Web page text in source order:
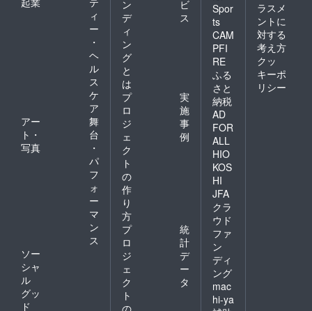
ィ
ー
・
ヘ
ル
ス
ケ
ア
アー
ト・
写真
舞
台
・
パ
フ
ォ
ー
マ
ン
ス
ソー
シャ
ル
グッ
ド
ン
デ
ィ
ン
グ
と
は
ビ
ス
プ
ロ
ジ
ェ
ク
ト
の
作
り
方
実
施
事
例
プ
ロ
ジ
ェ
ク
ト
統
計
デ
ー
タ
Spor
ts
CAM
PFI
RE
ふる
さと
納税
AD
FOR
ALL
HIO
KOS
HI
JFA
クラ
ウド
ファ
ン
ディ
ング
mac
hi-ya
ラスメ
ントに
対する
考え方
クッ
キーポ
リシー